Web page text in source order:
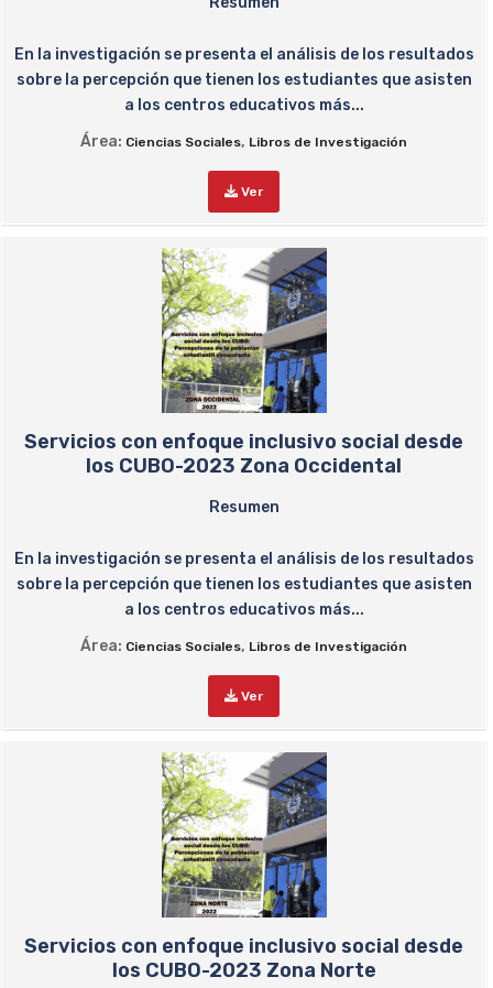
En la investigación se presenta el análisis de los resultados
sobre la percepción que tienen los estudiantes que asisten
a los centros educativos más...
Área: Ciencias Sociales, Libros de Investigación
Ver
Servicios con enfoque inclusivo social desde
los CUBO-2023 Zona Occidental
Resumen
En la investigación se presenta el análisis de los resultados
sobre la percepción que tienen los estudiantes que asisten
a los centros educativos más...
Área: Ciencias Sociales, Libros de Investigación
Ver
Servicios con enfoque inclusivo social desde
los CUBO-2023 Zona Norte